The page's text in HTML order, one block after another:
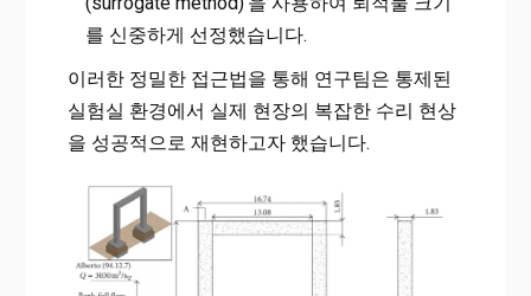
를 신중하게 선정했습니다.
이러한 정밀한 접근법을 통해 연구팀은 통제된
실험실 환경에서 실제 현장의 복잡한 수리 현상
을 성공적으로 재현하고자 했습니다.